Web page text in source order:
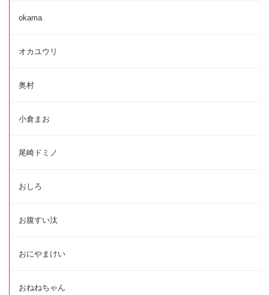
okama
オカユウリ
奥村
小倉まお
尾崎ドミノ
おしろ
お腹すい汰
おにやまけい
おねねちゃん